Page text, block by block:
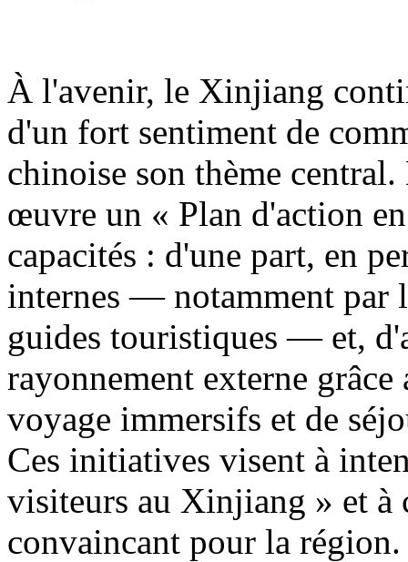
À l'avenir, le Xinjiang
d'un fort sentiment de
chinoise son thème
œuvre un « Plan d'action
capacités : d'une part, en
internes — notamment par
guides touristiques — et,
rayonnement externe
voyage immersifs et de
Ces initiatives visent à
visiteurs au Xinjiang » et à
convaincant pour la région.